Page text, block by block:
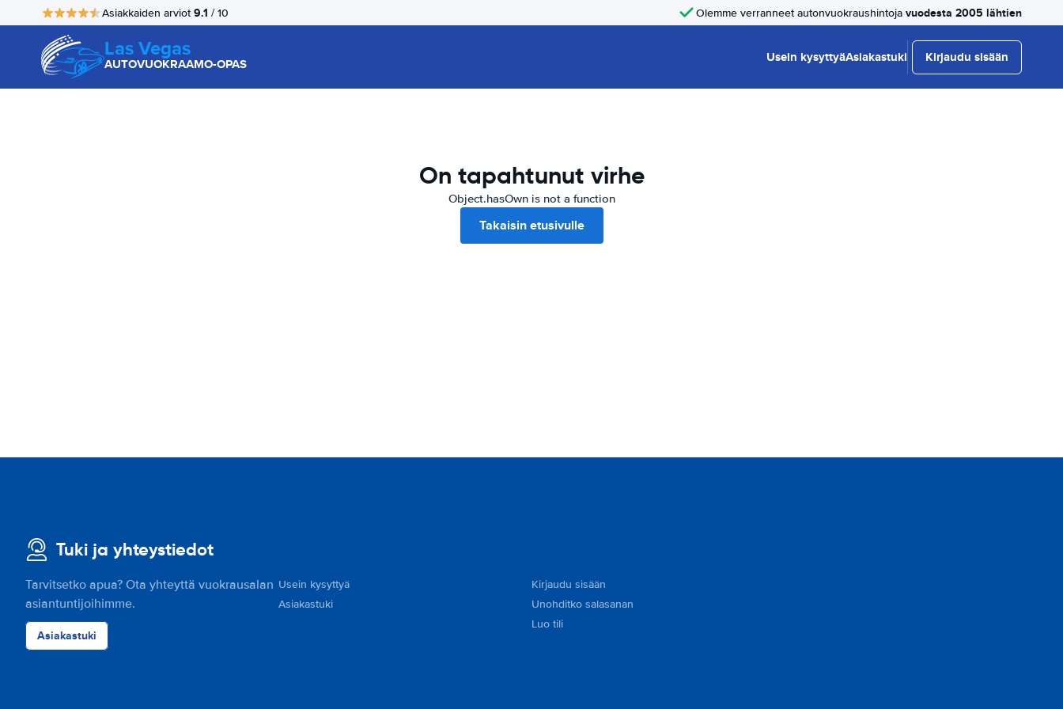
Asiakkaiden arviot 9.1 / 10 Olemme verranneet autonvuokraushintoja vuodesta 2005 lähtien
Las Vegas
AUTOVUOKRAAMO-OPAS Usein kysyttyäAsiakastuki Kirjaudu sisään
On tapahtunut virhe
Object.hasOwn is not a function
Takaisin etusivulle
Tuki ja yhteystiedot
Tarvitsetko apua? Ota yhteyttä vuokrausalan
asiantuntijoihimme.
Asiakastuki
Usein kysyttyä
Asiakastuki
Kirjaudu sisään
Unohditko salasanan
Luo tili